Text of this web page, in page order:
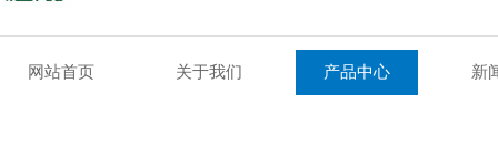
网站首页 关于我们 产品中心 新